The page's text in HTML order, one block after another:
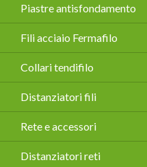
Piastre antisfondamento
Fili acciaio Fermafilo
Collari tendifilo
Distanziatori fili
Rete e accessori
Distanziatori reti